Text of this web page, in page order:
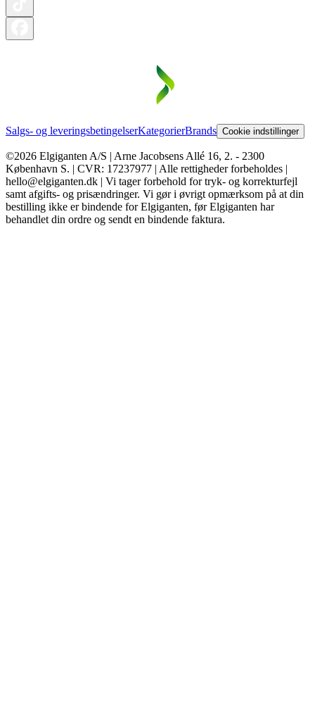
Salgs- og leveringsbetingelserKategorierBrands Cookie indstillinger
©2026 Elgiganten A/S | Arne Jacobsens Allé 16, 2. - 2300
København S. | CVR: 17237977 | Alle rettigheder forbeholdes |
hello@elgiganten.dk | Vi tager forbehold for tryk- og korrekturfejl
samt afgifts- og prisændringer. Vi gør i øvrigt opmærksom på at din
bestilling ikke er bindende for Elgiganten, før Elgiganten har
behandlet din ordre og sendt en bindende faktura.